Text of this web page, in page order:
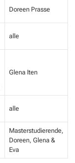
Doreen Prasse
alle
Glena Iten
alle
Masterstudierende,
Doreen, Glena &
Eva